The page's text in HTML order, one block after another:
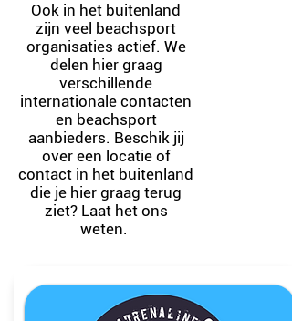
Ook in het buitenland
zijn veel beachsport
organisaties actief. We
delen hier graag
verschillende
internationale contacten
en beachsport
aanbieders. Beschik jij
over een locatie of
contact in het buitenland
die je hier graag terug
ziet? Laat het ons
weten.